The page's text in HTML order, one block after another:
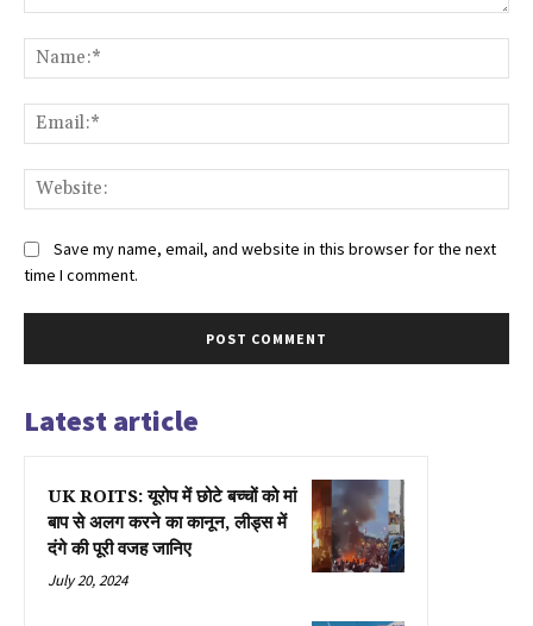
Save my name, email, and website in this browser for the next
time I comment.
Latest article
UK ROITS: यूरोप में छोटे बच्चों को मां
बाप से अलग करने का कानून, लीड्स में
दंगे की पूरी वजह जानिए
July 20, 2024